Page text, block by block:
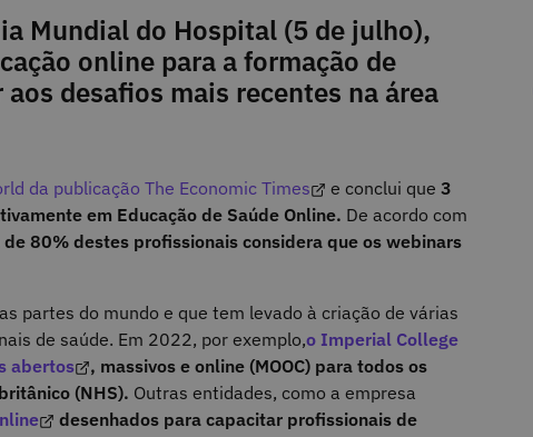
Mundial do Hospital (5 de julho),
online para a formação de
desafios mais recentes na área
da publicação The Economic Times e conclui que 3
em Educação de Saúde Online. De acordo com
de 80% destes profissionais considera que os webinars
partes do mundo e que tem levado à criação de várias
de saúde. Em 2022, por exemplo,o Imperial College
abertos
, massivos e online (MOOC) para todos os
(NHS). Outras entidades, como a empresa
desenhados para capacitar profissionais de